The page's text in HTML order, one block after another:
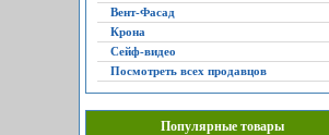
Вент-Фасад
Крона
Сейф-видео
Посмотреть всех продавцов
Популярные товары